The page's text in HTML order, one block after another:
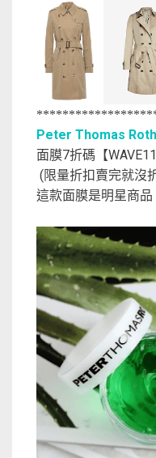
Peter Thomas
面膜7折碼【
(限量折扣賣完就沒
這款面膜是明星商品